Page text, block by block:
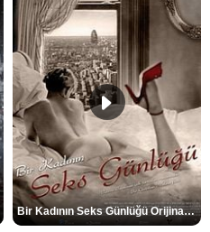
Bir Kadının Seks Günlüğü Orijinal Fragman